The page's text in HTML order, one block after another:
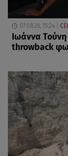
07.08.26, 15:24
Ιωάννα
throwback